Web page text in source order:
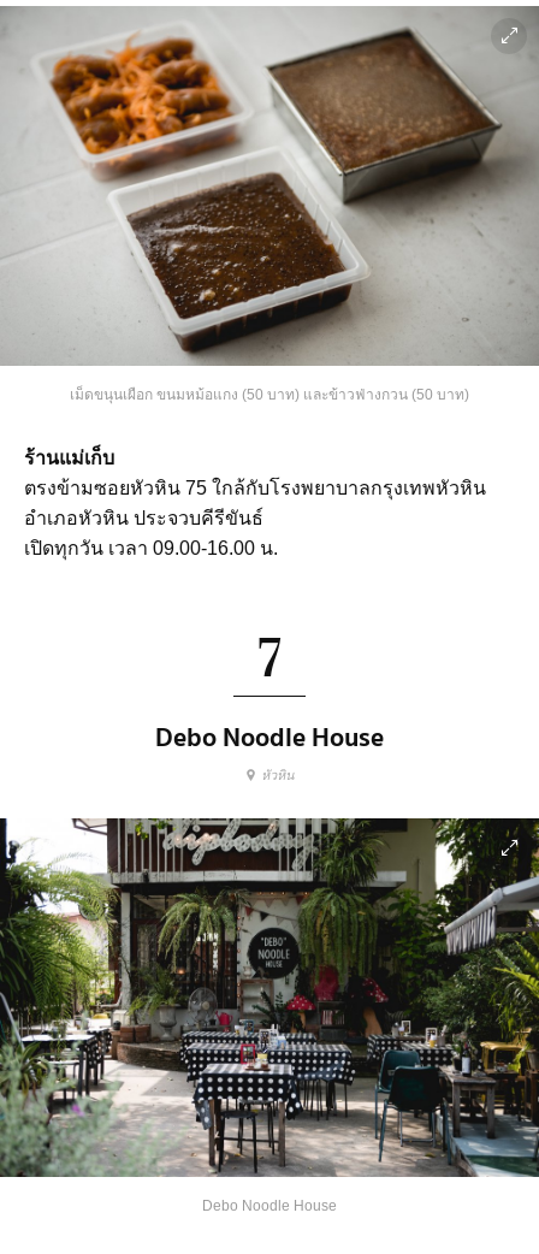
เม็ดขนุนเผือก ขนมหม้อแกง (50 บาท) และข้าวฟ่างกวน (50 บาท)
ร้านแม่เก็บ
ตรงข้ามซอยหัวหิน 75 ใกล้กับโรงพยาบาลกรุงเทพหัวหิน
อำเภอหัวหิน ประจวบคีรีขันธ์
เปิดทุกวัน เวลา 09.00-16.00 น.
7
Debo Noodle House
หัวหิน
Debo Noodle House